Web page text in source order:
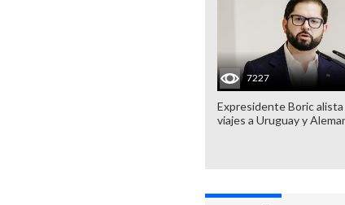
7227
Expresidente Boric
viajes a Uruguay y